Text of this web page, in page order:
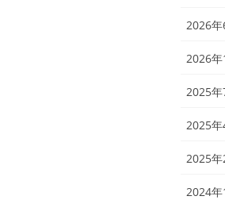
2026年
2026年
2025年
2025年
2025年
2024年